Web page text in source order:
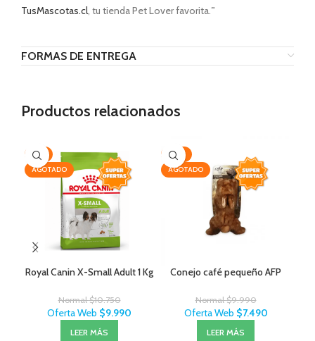
TusMascotas.cl, tu tienda Pet Lover favorita.”
FORMAS DE ENTREGA
Productos relacionados
-7%
AGOTADO
Royal Canin X-Small Adult 1 Kg
Normal$10.750
Oferta Web $9.990
LEER MÁS
-25%
AGOTADO
Conejo café pequeño AFP
Normal$9.990
Oferta Web $7.490
LEER MÁS